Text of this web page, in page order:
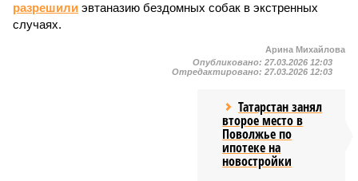
разрешили эвтаназию бездомных собак в экстренных
случаях.
Арина Михайлова
Опубликовано: 27.03.2026 12:03
Отредактировано: 27.03.2026 12:03
Татарстан занял
второе место в
Поволжье по
ипотеке на
новостройки